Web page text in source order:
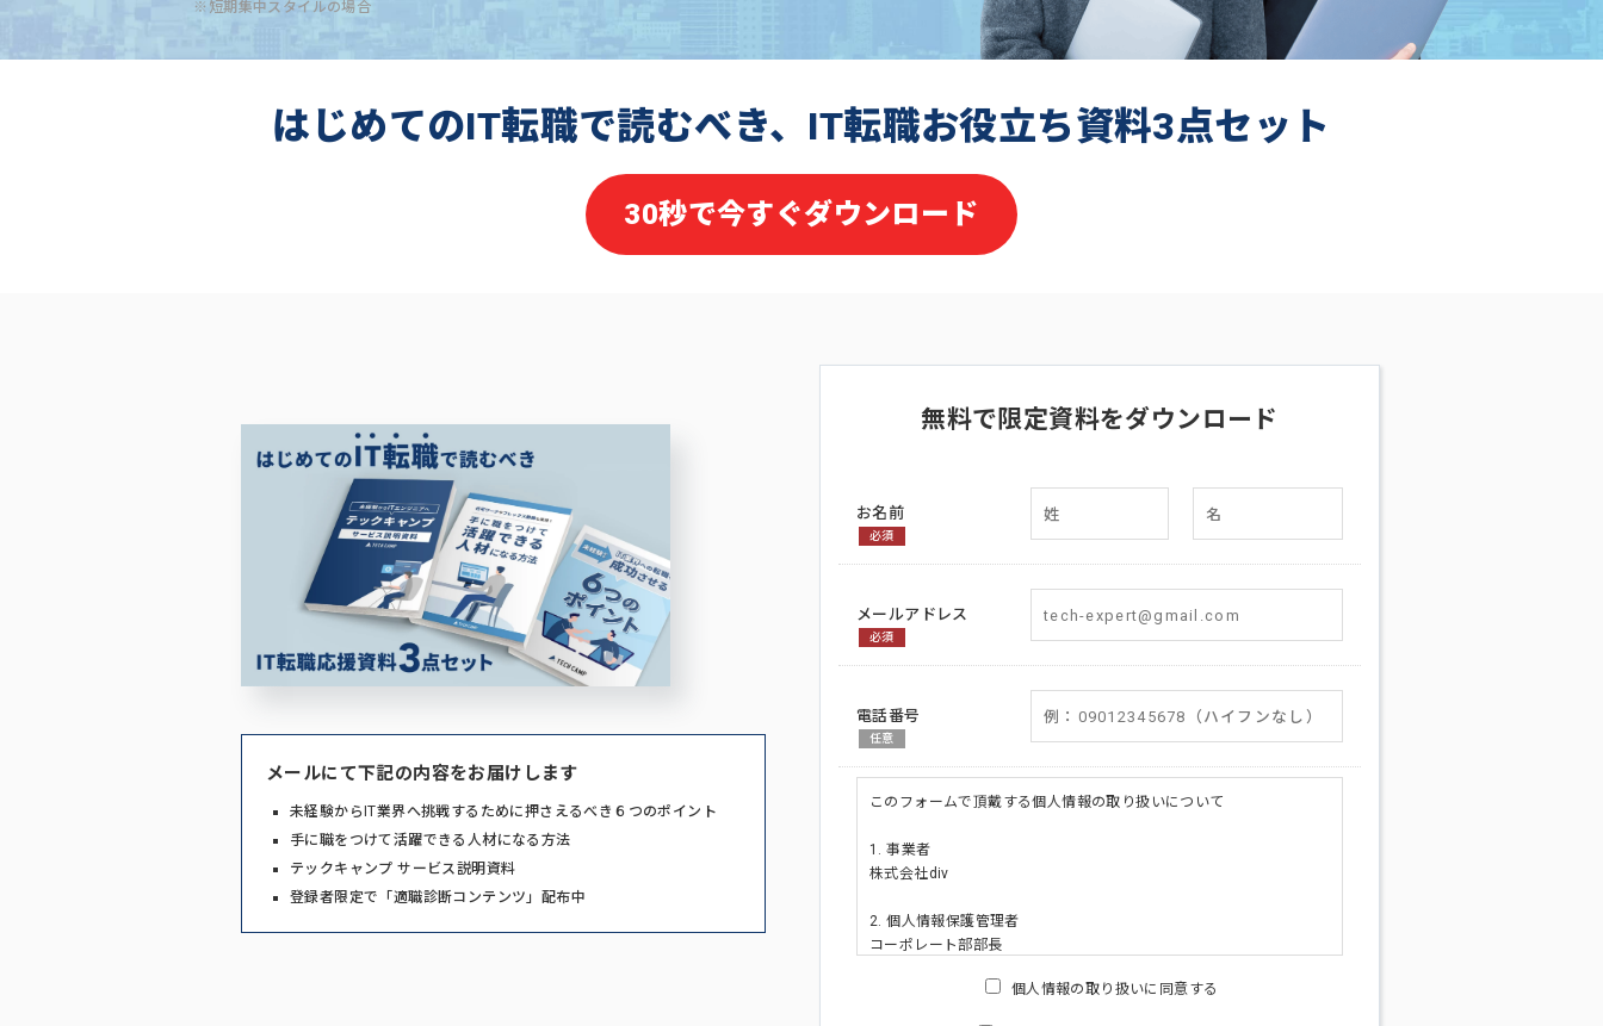
※短期集中スタイルの場合
はじめてのIT転職で読むべき、IT転職お役立ち資料3点セット
30秒で今すぐダウンロード
メールにて下記の内容をお届けします
未経験からIT業界へ挑戦するために押さえるべき６つのポイント
手に職をつけて活躍できる人材になる方法
テックキャンプ サービス説明資料
登録者限定で「適職診断コンテンツ」配布中
無料で限定資料をダウンロード
お名前
必須
メールアドレス
必須
電話番号
任意
このフォームで頂戴する個人情報の取り扱いについて
1. 事業者
株式会社div
2. 個人情報保護管理者
コーポレート部部長
個人情報の取り扱いに同意する